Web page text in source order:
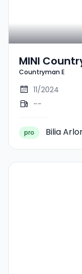
MINI
Countryman
Countryman E
11/2024
--
pro Bilia